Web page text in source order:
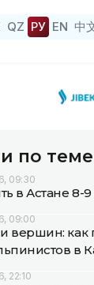
QZ РУ EN 中
по теме
09:30
в Астане 8-9
09:00
вершин: как
в
22:10